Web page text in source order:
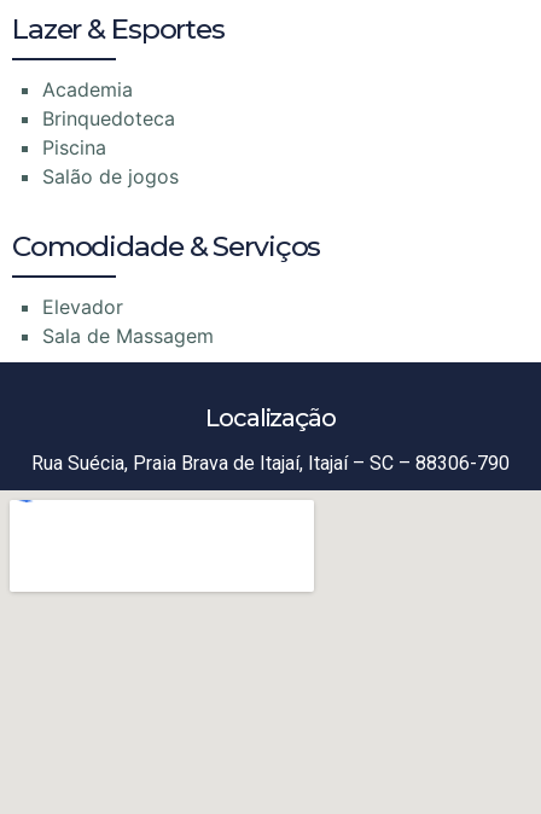
Lazer & Esportes
Academia
Brinquedoteca
Piscina
Salão de jogos
Comodidade & Serviços
Elevador
Sala de Massagem
Localização
Rua Suécia, Praia Brava de Itajaí, Itajaí – SC – 88306-790